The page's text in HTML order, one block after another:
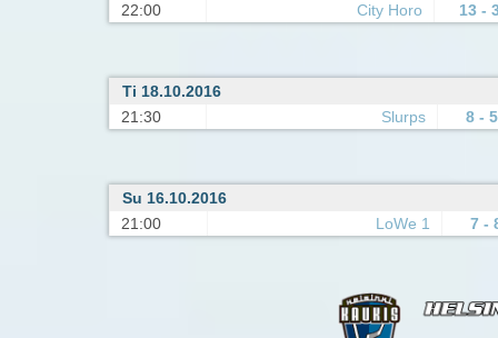
22:00
City Horo 13 -
Ti 18.10.2016
21:30
Slurps 8 - 5
Su 16.10.2016
21:00
LoWe 1 7 -